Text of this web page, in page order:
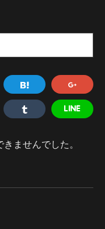
ませんでした。